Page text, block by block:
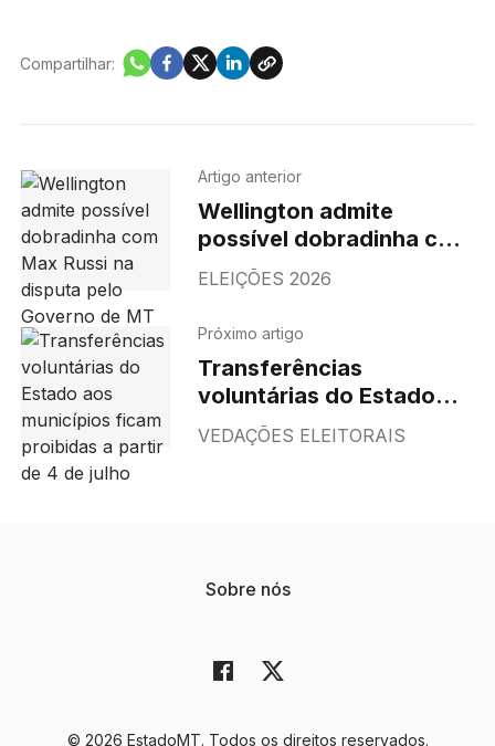
Compartilhar:
Artigo anterior
Wellington admite
possível dobradinha com
Max Russi na disputa
pelo Governo de MT
ELEIÇÕES 2026
Próximo artigo
Transferências
voluntárias do Estado
aos municípios ficam
proibidas a partir de 4 de
VEDAÇÕES ELEITORAIS
© 2026 EstadoMT. Todos os direitos reservados.
Sobre nós